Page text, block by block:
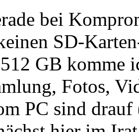
bei
SD-
GB komme
Fotos,
PC sind